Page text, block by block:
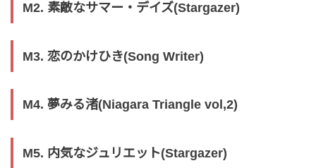
M2. 素敵なサマー・デイズ(Stargazer)
M3. 恋のかけひき(Song Writer)
M4. 夢みる渚(Niagara Triangle vol,2)
M5. 内気なジュリエット(Stargazer)